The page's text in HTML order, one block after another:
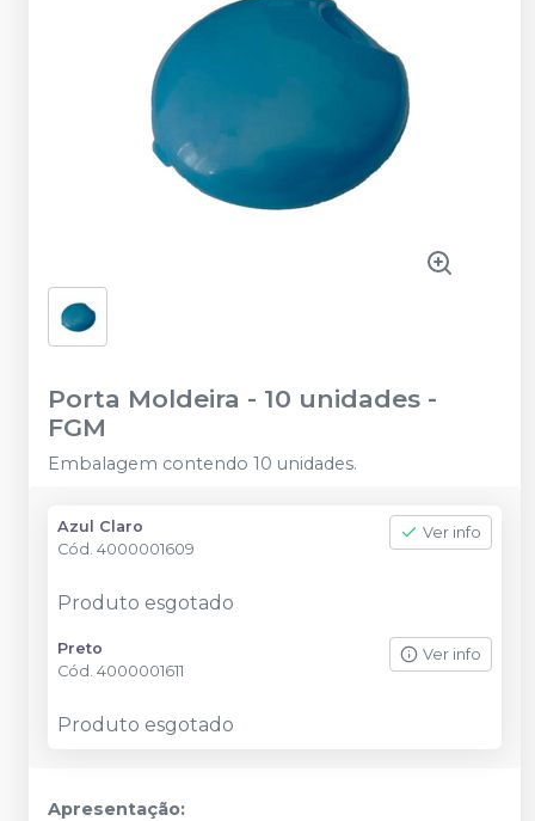
Porta Moldeira - 10 unidades -
FGM
Embalagem contendo 10 unidades.
Azul Claro
Cód. 4000001609
Ver info
Produto esgotado
Preto
Cód. 4000001611
Ver info
Produto esgotado
Apresentação: